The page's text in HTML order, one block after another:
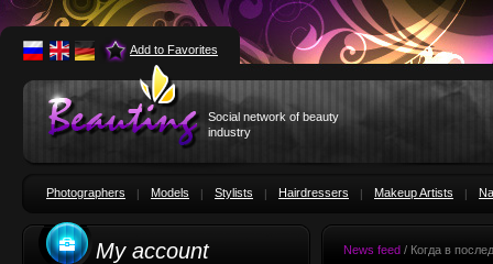
Add to Favorites
Social network of beauty
industry
Photographers Models Stylists Hairdressers Makeup Artists
My account News feed / Когда в